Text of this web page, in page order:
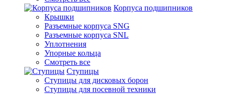
Корпуса подшипников
Крышки
Разъемные корпуса SNG
Разъемные корпуса SNL
Уплотнения
Упорные кольца
Смотреть все
Ступицы
Ступицы для дисковых борон
Ступицы для посевной техники